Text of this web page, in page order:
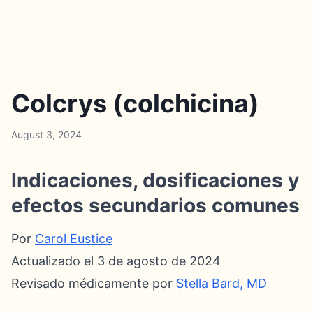
Colcrys (colchicina)
August 3, 2024
Indicaciones, dosificaciones y
efectos secundarios comunes
Por Carol Eustice
Actualizado el 3 de agosto de 2024
Revisado médicamente por Stella Bard, MD